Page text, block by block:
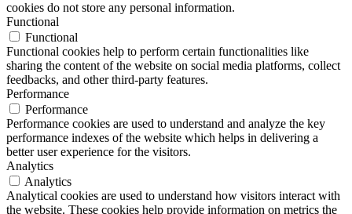
cookies do not store any personal information.
Functional
Functional
Functional cookies help to perform certain functionalities like
sharing the content of the website on social media platforms, collect
feedbacks, and other third-party features.
Performance
Performance
Performance cookies are used to understand and analyze the key
performance indexes of the website which helps in delivering a
better user experience for the visitors.
Analytics
Analytics
Analytical cookies are used to understand how visitors interact with
the website. These cookies help provide information on metrics the